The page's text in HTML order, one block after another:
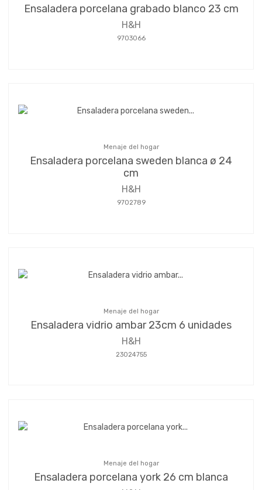
Ensaladera porcelana grabado blanco 23 cm
H&H
9703066
Menaje del hogar
Ensaladera porcelana sweden blanca ø 24
cm
H&H
9702789
Menaje del hogar
Ensaladera vidrio ambar 23cm 6 unidades
H&H
23024755
Menaje del hogar
Ensaladera porcelana york 26 cm blanca